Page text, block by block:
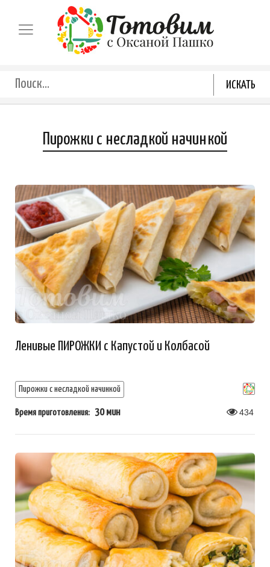
Пирожки с несладкой начинкой
Ленивые ПИРОЖКИ с Капустой и Колбасой
Пирожки с несладкой начинкой
Время приготовления: 30 мин 434